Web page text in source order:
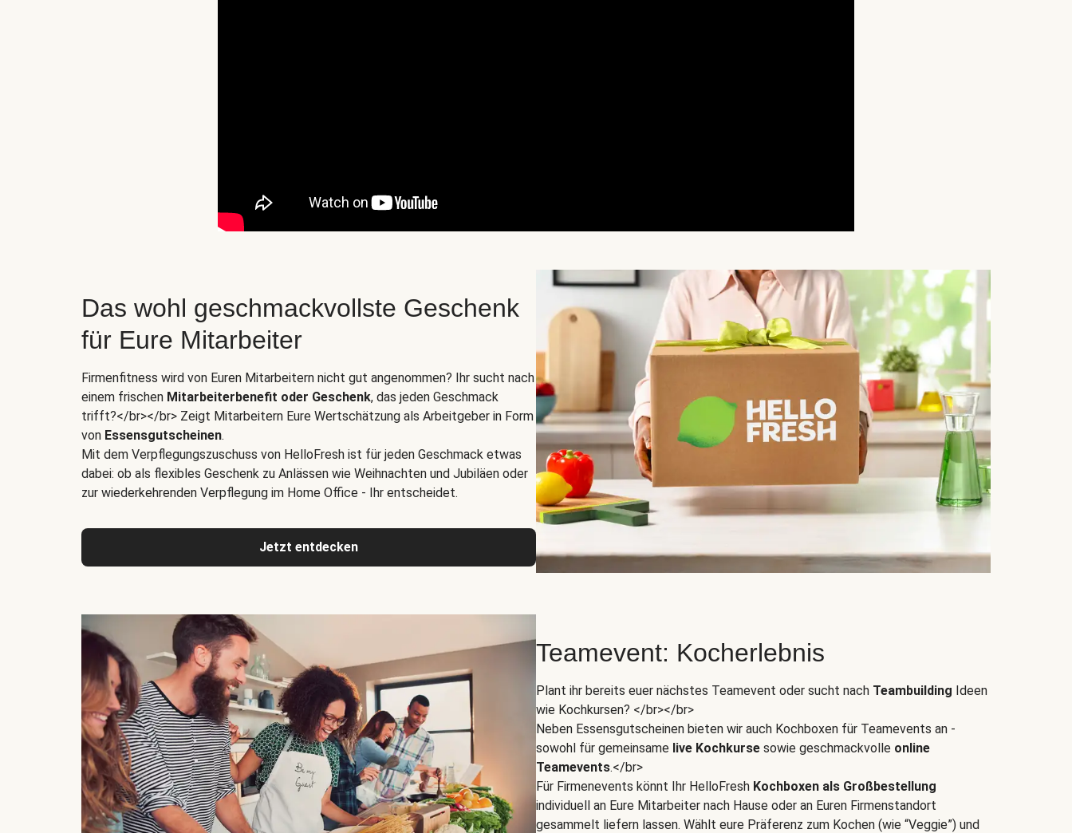
Das wohl geschmackvollste Geschenk
für Eure Mitarbeiter
Firmenfitness wird von Euren Mitarbeitern nicht gut angenommen? Ihr sucht nach
einem frischen Mitarbeiterbenefit oder Geschenk, das jeden Geschmack
trifft?</br></br> Zeigt Mitarbeitern Eure Wertschätzung als Arbeitgeber in Form
von Essensgutscheinen.
Mit dem Verpflegungszuschuss von HelloFresh ist für jeden Geschmack etwas
dabei: ob als flexibles Geschenk zu Anlässen wie Weihnachten und Jubiläen oder
zur wiederkehrenden Verpflegung im Home Office - Ihr entscheidet.
Jetzt entdecken
Teamevent: Kocherlebnis
Plant ihr bereits euer nächstes Teamevent oder sucht nach Teambuilding Ideen
wie Kochkursen? </br></br>
Neben Essensgutscheinen bieten wir auch Kochboxen für Teamevents an -
sowohl für gemeinsame live Kochkurse sowie geschmackvolle online
Teamevents.</br>
Für Firmenevents könnt Ihr HelloFresh Kochboxen als Großbestellung
individuell an Eure Mitarbeiter nach Hause oder an Euren Firmenstandort
gesammelt liefern lassen. Wählt eure Präferenz zum Kochen (wie “Veggie”) und